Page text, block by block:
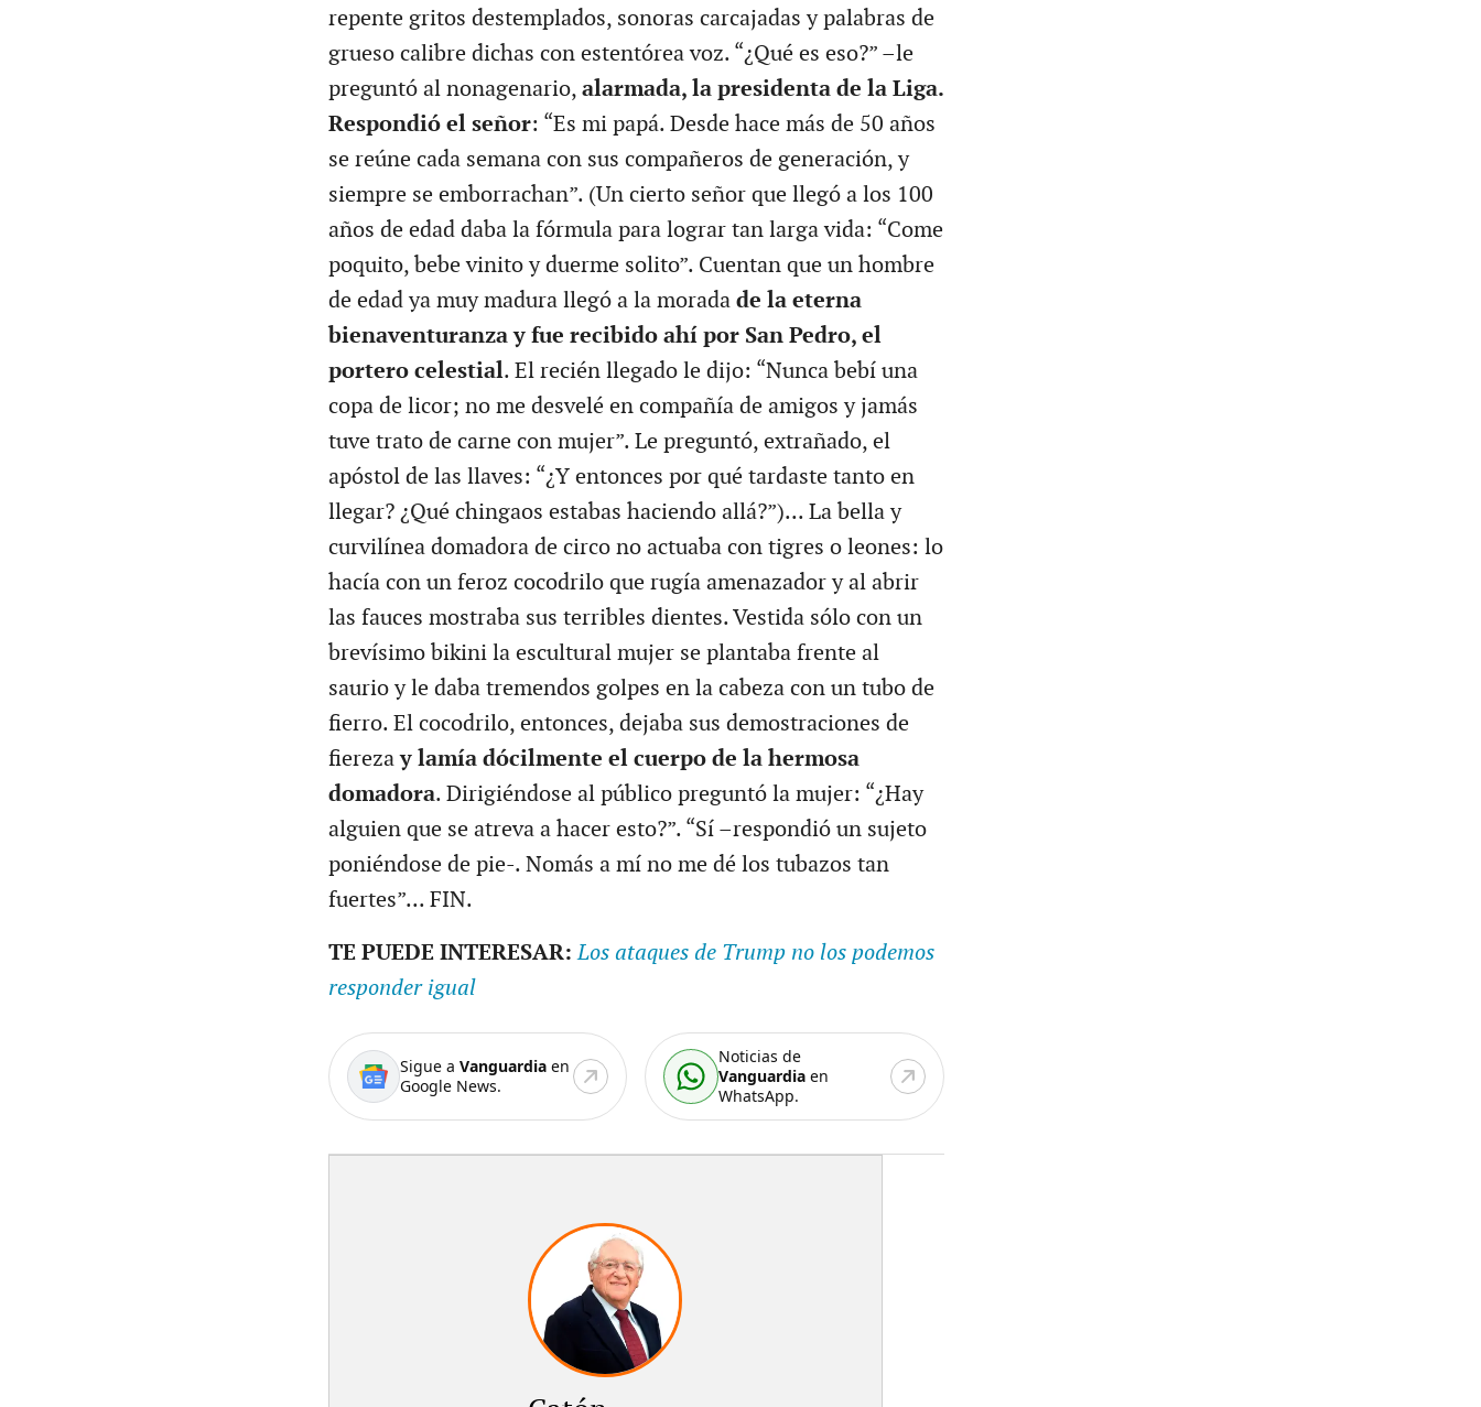
repente gritos destemplados, sonoras carcajadas y palabras de
grueso calibre dichas con estentórea voz. “¿Qué es eso?” –le
preguntó al nonagenario, alarmada, la presidenta de la Liga.
Respondió el señor: “Es mi papá. Desde hace más de 50 años
se reúne cada semana con sus compañeros de generación, y
siempre se emborrachan”. (Un cierto señor que llegó a los 100
años de edad daba la fórmula para lograr tan larga vida: “Come
poquito, bebe vinito y duerme solito”. Cuentan que un hombre
de edad ya muy madura llegó a la morada de la eterna
bienaventuranza y fue recibido ahí por San Pedro, el
portero celestial. El recién llegado le dijo: “Nunca bebí una
copa de licor; no me desvelé en compañía de amigos y jamás
tuve trato de carne con mujer”. Le preguntó, extrañado, el
apóstol de las llaves: “¿Y entonces por qué tardaste tanto en
llegar? ¿Qué chingaos estabas haciendo allá?”)... La bella y
curvilínea domadora de circo no actuaba con tigres o leones: lo
hacía con un feroz cocodrilo que rugía amenazador y al abrir
las fauces mostraba sus terribles dientes. Vestida sólo con un
brevísimo bikini la escultural mujer se plantaba frente al
saurio y le daba tremendos golpes en la cabeza con un tubo de
fierro. El cocodrilo, entonces, dejaba sus demostraciones de
fierezay lamía dócilmente el cuerpo de la hermosa
domadora. Dirigiéndose al público preguntó la mujer: “¿Hay
alguien que se atreva a hacer esto?”. “Sí –respondió un sujeto
poniéndose de pie-. Nomás a mí no me dé los tubazos tan
fuertes”... FIN.
TE PUEDE INTERESAR: Los ataques de Trump no los podemos
responder igual
Sigue a Vanguardiaen
Google News.
Noticias de
Vanguardia en
WhatsApp.